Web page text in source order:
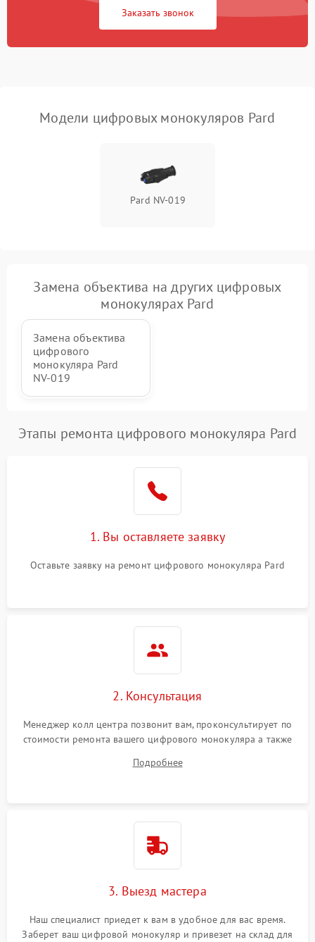
Fi/Bluetooth модуля
изображения
1000 ₽
Заказать звонок
Модели цифровых монокуляров Pard
Pard NV-019
Замена объектива на других цифровых
монокулярах Pard
Замена объектива
цифрового
монокуляра Pard
NV-019
Этапы ремонта цифрового монокуляра Pard
1. Вы оставляете заявку
Оставьте заявку на ремонт цифрового монокуляра Pard
2. Консультация
Менеджер колл центра позвонит вам, проконсультирует по
стоимости ремонта вашего цифрового монокуляра а также
Подробнее
3. Выезд мастера
Наш специалист приедет к вам в удобное для вас время.
Заберет ваш цифровой монокуляр и привезет на склад для